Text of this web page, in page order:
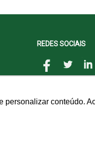
conteúdo.
REDES SOCIAIS